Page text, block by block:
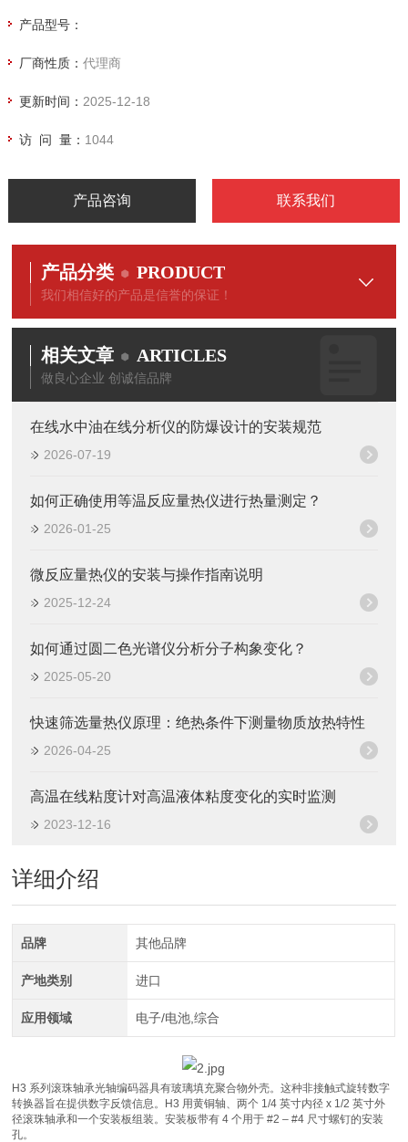
产品型号：
厂商性质： 代理商
更新时间： 2025-12-18
访 问 量： 1044
产品咨询 联系我们
产品分类 PRODUCT
我们相信好的产品是信誉的保证！
相关文章 ARTICLES
做良心企业 创诚信品牌
在线水中油在线分析仪的防爆设计的安装规范
2026-07-19
如何正确使用等温反应量热仪进行热量测定？
2026-01-25
微反应量热仪的安装与操作指南说明
2025-12-24
如何通过圆二色光谱仪分析分子构象变化？
2025-05-20
快速筛选量热仪原理：绝热条件下测量物质放热特性
2026-04-25
高温在线粘度计对高温液体粘度变化的实时监测
2023-12-16
详细介绍
品牌 其他品牌
产地类别 进口
应用领域 电子/电池,综合
H3 系列滚珠轴承光轴编码器具有玻璃填充聚合物外壳。这种非接触式旋转数字
转换器旨在提供数字反馈信息。H3 用黄铜轴、两个 1/4 英寸内径 x 1/2 英寸外
径滚珠轴承和一个安装板组装。安装板带有 4 个用于 #2 – #4 尺寸螺钉的安装
孔。